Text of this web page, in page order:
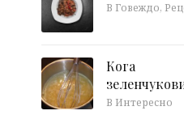
В Говеждо,
Кога
В Интересно